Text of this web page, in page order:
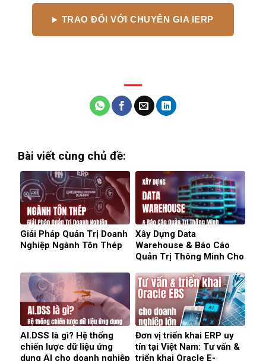
TRAO ĐỔI VỚI CHUYÊN GIA IERP
Bài viết cùng chủ đề:
Giải Pháp Quản Trị Doanh
Nghiệp Ngành Tôn Thép
Xây Dựng Data
Warehouse & Báo Cáo
Quản Trị Thông Minh Cho
AI.DSS là gì? Hệ thống
chiến lược dữ liệu ứng
dụng AI cho doanh nghiệp
Đơn vị triển khai ERP uy
tín tại Việt Nam: Tư vấn &
triển khai Oracle E-